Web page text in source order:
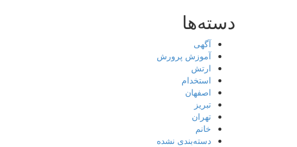
دسته‌ها
آگهی
آموزش پرورش
ارتش
استخدام
اصفهان
تبریز
تهران
خانم
دسته‌بندی نشده